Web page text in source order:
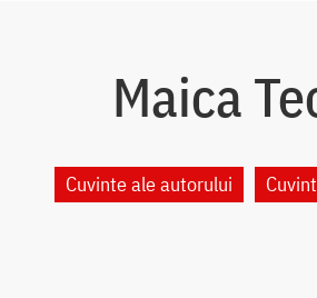
Maica
Cuvinte ale autorului